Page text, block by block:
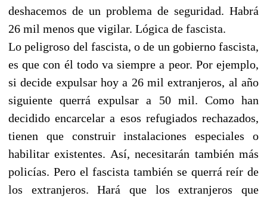
deshacemos de un problema de seguridad. Habrá
26 mil menos que vigilar. Lógica de fascista.
Lo peligroso del fascista, o de un gobierno fascista,
es que con él todo va siempre a peor. Por ejemplo,
si decide expulsar hoy a 26 mil extranjeros, al año
siguiente querrá expulsar a 50 mil. Como han
decidido encarcelar a esos refugiados rechazados,
tienen que construir instalaciones especiales o
habilitar existentes. Así, necesitarán también más
policías. Pero el fascista también se querrá reír de
los extranjeros. Hará que los extranjeros que